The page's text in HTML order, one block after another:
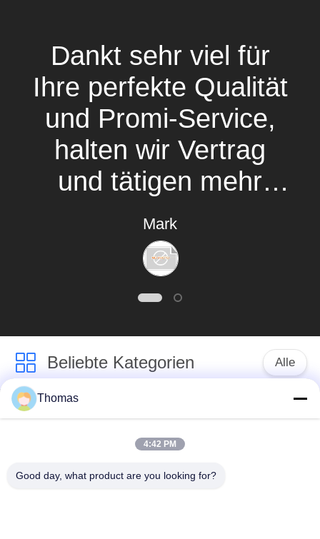
POLICYDankt sehr viel für
Ihre perfekte Qualität
und Promi-Service,
halten wir Vertrag
und tätigen mehr
Geschäft mit Ihnen!
Mark
Beliebte Kategorien Alle
Zurücksetzens
Thomas
4:42 PM
Good day, what product are you looking for?